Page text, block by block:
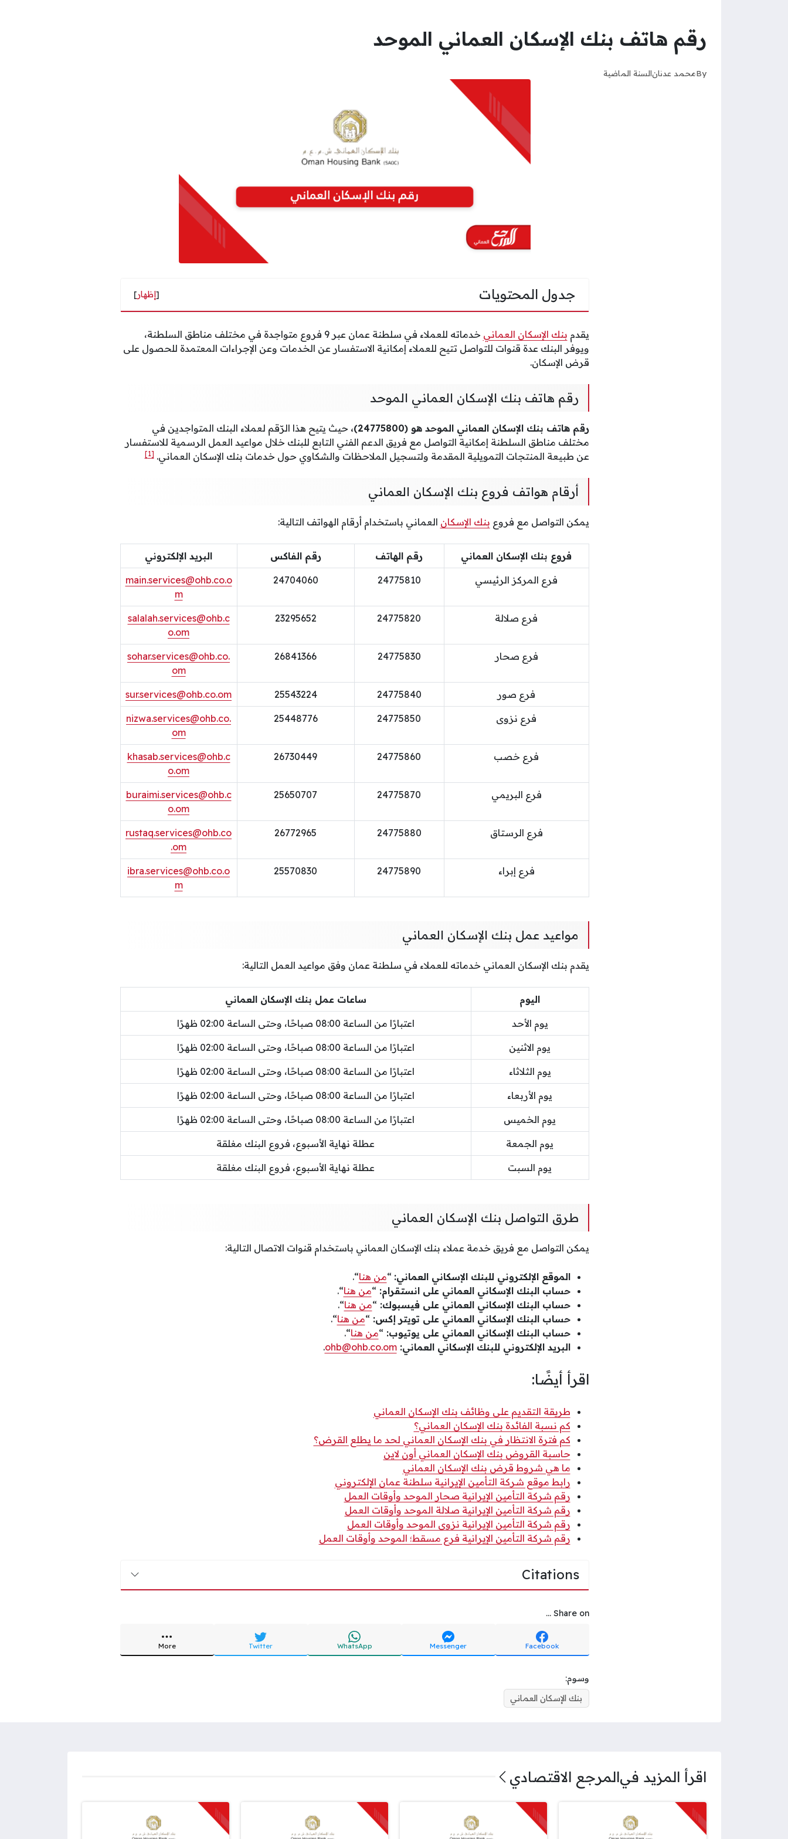
رقم هاتف بنك الإسكان العماني الموحد
Byمحمد عدنانالسنة الماضية
جدول المحتويات [إظهار]
يقدم بنك الإسكان العماني
خدماته للعملاء في سلطنة عمان عبر 9 فروع متواجدة في مختلف مناطق السلطنة،
ويوفر البنك عدة قنوات للتواصل تتيح للعملاء إمكانية الاستفسار عن الخدمات وعن الإجراءات المعتمدة للحصول على
قرض الإسكان.
رقم هاتف بنك الإسكان العماني الموحد
رقم هاتف بنك الإسكان العماني الموحد هو (24775800)،
حيث يتيح هذا الرّقم لعملاء البنك المتواجدين في
مختلف مناطق السلطنة إمكانية التواصل مع فريق الدعم الفني التابع للبنك خلال مواعيد العمل الرسمية للاستفسار
عن طبيعة المنتجات التمويلية المقدمة ولتسجيل الملاحظات والشكاوي حول خدمات بنك الإسكان العماني.[1]
أرقام هواتف فروع بنك الإسكان العماني
يمكن التواصل مع فروع بنك الإسكان العماني باستخدام أرقام الهواتف التالية:
فروع بنك الإسكان العماني رقم الهاتف رقم الفاكس البريد الإلكتروني
فرع المركز الرئيسي 24775810
24704060
main.services@ohb.co.o
m
فرع صلالة 24775820
23295652
salalah.services@ohb.c
o.om
فرع صحار 24775830
26841366
sohar.services@ohb.co.
om
فرع صور 24775840
25543224
sur.services@ohb.co.om
فرع نزوى 24775850
25448776
nizwa.services@ohb.co.
om
فرع خصب 24775860
26730449
khasab.services@ohb.c
o.om
فرع البريمي 24775870
25650707
buraimi.services@ohb.c
o.om
فرع الرستاق 24775880
26772965
rustaq.services@ohb.co
.om
فرع إبراء 24775890
25570830
ibra.services@ohb.co.o
m
مواعيد عمل بنك الإسكان العماني
يقدم بنك الإسكان العماني خدماته للعملاء في سلطنة عمان وفق مواعيد العمل التالية:
اليوم ساعات عمل بنك الإسكان العماني
يوم الأحد اعتبارًا من الساعة 08:00 صباحًا، وحتى الساعة 02:00 ظهرًا
يوم الاثنين اعتبارًا من الساعة 08:00 صباحًا، وحتى الساعة 02:00 ظهرًا
يوم الثلاثاء اعتبارًا من الساعة 08:00 صباحًا، وحتى الساعة 02:00 ظهرًا
يوم الأربعاء اعتبارًا من الساعة 08:00 صباحًا، وحتى الساعة 02:00 ظهرًا
يوم الخميس اعتبارًا من الساعة 08:00 صباحًا، وحتى الساعة 02:00 ظهرًا
يوم الجمعة عطلة نهاية الأسبوع، فروع البنك مغلقة
يوم السبت عطلة نهاية الأسبوع، فروع البنك مغلقة
طرق التواصل بنك الإسكان العماني
يمكن التواصل مع فريق خدمة عملاء بنك الإسكان العماني باستخدام قنوات الاتصال التالية:
الموقع الإلكتروني للبنك الإسكاني العماني: “من هنا“.
حساب البنك الإسكاني العماني على انستقرام: “من هنا“.
حساب البنك الإسكاني العماني على فيسبوك: “من هنا“.
حساب البنك الإسكاني العماني على تويتر إكس: “من هنا“.
حساب البنك الإسكاني العماني على يوتيوب: “من هنا“.
البريد الإلكتروني للبنك الإسكاني العماني:ohb@ohb.co.om
.
اقرأ أيضًا:
طريقة التقديم على وظائف بنك الإسكان العماني
كم نسبة الفائدة بنك الإسكان العماني؟
كم فترة الانتظار في بنك الإسكان العماني لحد ما يطلع القرض؟
حاسبة القروض بنك الإسكان العماني أون لاين
ما هي شروط قرض بنك الإسكان العماني
رابط موقع شركة التأمين الإيرانية سلطنة عمان الإلكتروني
رقم شركة التأمين الإيرانية صحار الموحد وأوقات العمل
رقم شركة التأمين الإيرانية صلالة الموحد وأوقات العمل
رقم شركة التأمين الإيرانية نزوى الموحد وأوقات العمل
رقم شركة التأمين الإيرانية فرع مسقط؛ الموحد وأوقات العمل
Citations
Share on ...
Facebook
Messenger
WhatsApp
Twitter
More
وسوم:
بنك الإسكان العماني
اقرأ المزيد فيالمرجع الاقتصادي